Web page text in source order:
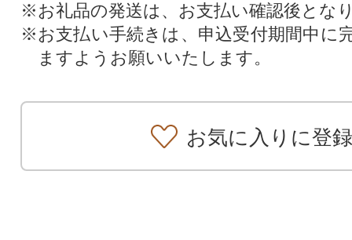
※お礼品の発送は、お支払い確認後とな
※お支払い手続きは、申込受付期間中に
ますようお願いいたします。
お気に入りに登録